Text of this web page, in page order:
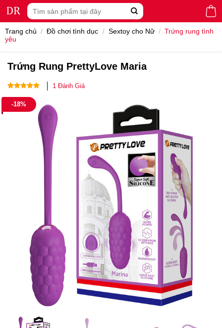
Tìm
kiếm:
Trang chủ / Đồ chơi tình dục / Sextoy cho Nữ / Trứng rung tình
yêu
Trứng Rung PrettyLove Maria
5.00trên 5
dựa trên
1
đánh giá
1 Đánh Giá
-18%